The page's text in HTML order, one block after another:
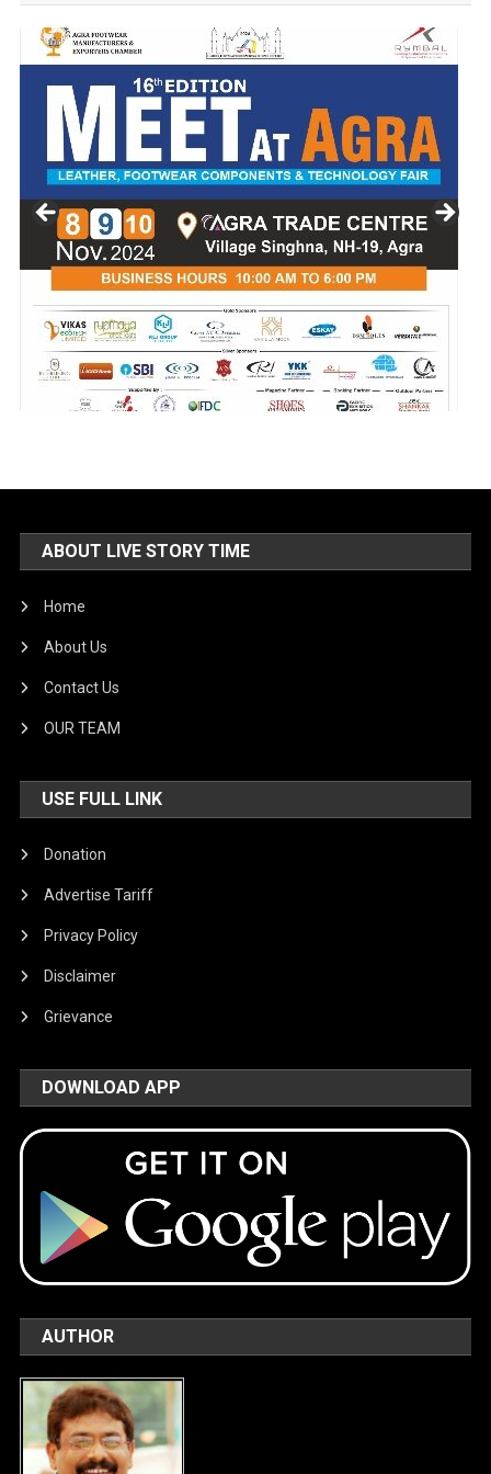
ABOUT LIVE STORY TIME
Home
About Us
Contact Us
OUR TEAM
USE FULL LINK
Donation
Advertise Tariff
Privacy Policy
Disclaimer
Grievance
DOWNLOAD APP
AUTHOR